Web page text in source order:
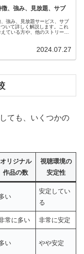
、強み、見放題、サブ
強み、見放題サービス、サブ
いて詳しく解説します。これ
ている方や、他のストリーミ
2024.07.27
ても、いくつかの
オリジナル
作品の数
視聴環境の
安定性
い
安定してい
る
常に多い 非常に安定
い やや安定